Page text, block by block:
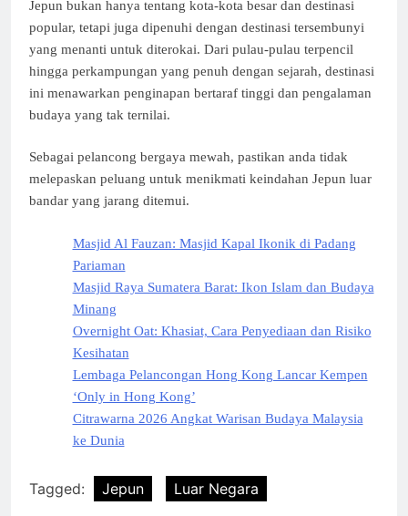
Jepun bukan hanya tentang kota-kota besar dan destinasi
popular, tetapi juga dipenuhi dengan destinasi tersembunyi
yang menanti untuk diterokai. Dari pulau-pulau terpencil
hingga perkampungan yang penuh dengan sejarah, destinasi
ini menawarkan penginapan bertaraf tinggi dan pengalaman
budaya yang tak ternilai.
Sebagai pelancong bergaya mewah, pastikan anda tidak
melepaskan peluang untuk menikmati keindahan Jepun luar
bandar yang jarang ditemui.
Masjid Al Fauzan: Masjid Kapal Ikonik di Padang
Pariaman
Masjid Raya Sumatera Barat: Ikon Islam dan Budaya
Minang
Overnight Oat: Khasiat, Cara Penyediaan dan Risiko
Kesihatan
Lembaga Pelancongan Hong Kong Lancar Kempen
‘Only in Hong Kong’
Citrawarna 2026 Angkat Warisan Budaya Malaysia
ke Dunia
Tagged: Jepun Luar Negara